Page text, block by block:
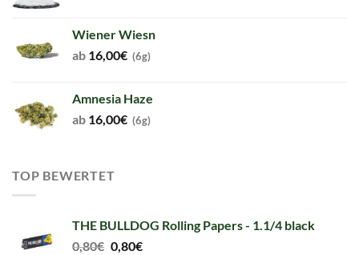
Wiener Wiesn
ab 16,00€ (6g)
Amnesia Haze
ab 16,00€ (6g)
TOP BEWERTET
THE BULLDOG Rolling Papers - 1.1/4 black
0,80€ Original
0,80€Current